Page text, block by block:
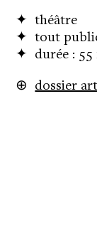
✦ théâtre
✦ tout
✦ durée : 55
⊕ dossier